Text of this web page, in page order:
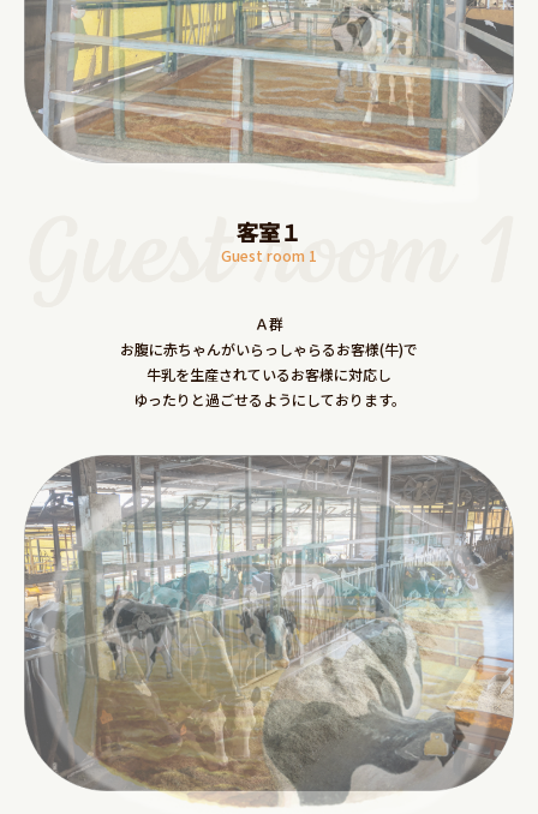
客室１
Guest room 1
Ａ群
お腹に赤ちゃんがいらっしゃらるお客様(牛)で
牛乳を生産されているお客様に対応し
ゆったりと過ごせるようにしております。